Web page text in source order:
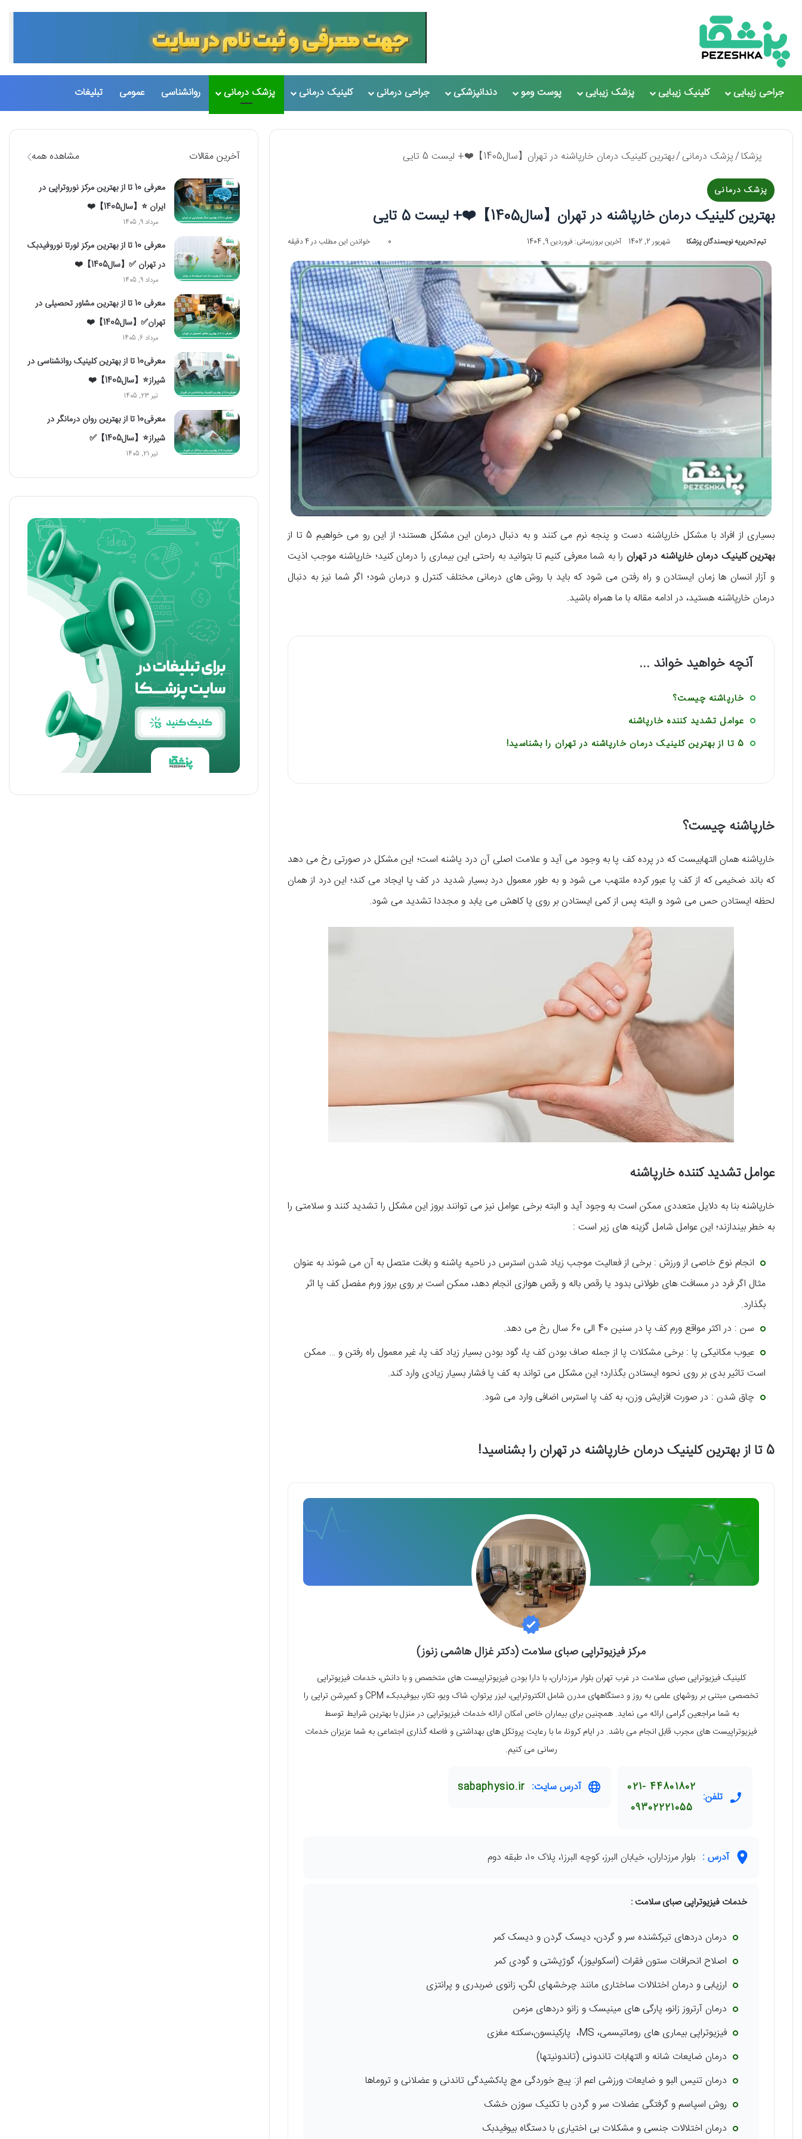
جراحی زیبایی کلینیک زیبایی پزشک زیبایی پوست ومو دندانپزشکی جراحی درمانی کلینیک درمانی پزشک درمانی روانشناسی عمومی تبلیغات
پزشکا/پزشک درمانی/بهترین کلینیک درمان خارپاشنه در تهران【سال1405】❤️+ لیست 5 تایی
پزشک درمانی
بهترین کلینیک درمان خارپاشنه در تهران【سال1405】❤️+ لیست 5 تایی
تیم تحریریه نویسندگان پزشکا شهریور 2, 1402 آخرین بروزرسانی: فروردین 9, 1404 0 خواندن این مطلب در 4 دقیقه
بسیاری از افراد با مشکل خارپاشنه دست و پنجه نرم می کنند و به دنبال درمان این مشکل هستند؛ از این رو می خواهیم 5 تا از
بهترین کلینیک درمان خارپاشنه در تهران را به شما معرفی کنیم تا بتوانید به راحتی این بیماری را درمان کنید؛ خارپاشنه موجب اذیت
و آزار انسان ها زمان ایستادن و راه رفتن می شود که باید با روش های درمانی مختلف کنترل و درمان شود؛ اگر شما نیز به دنبال
درمان خارپاشنه هستید، در ادامه مقاله با ما همراه باشید.
آنچه خواهید خواند ...
خارپاشنه چیست؟
عوامل تشدید کننده خارپاشنه
5 تا از بهترین کلینیک درمان خارپاشنه در تهران را بشناسید!
خارپاشنه چیست؟
خارپاشنه همان التهابیست که در پرده کف پا به وجود می آید و علامت اصلی آن درد پاشنه است؛ این مشکل در صورتی رخ می دهد
که باند ضخیمی که از کف پا عبور کرده ملتهب می شود و به طور معمول درد بسیار شدید در کف پا ایجاد می کند؛ این درد از همان
لحظه ایستادن حس می شود و البته پس از کمی ایستادن بر روی پا کاهش می یابد و مجددا تشدید می شود.
عوامل تشدید کننده خارپاشنه
خارپاشنه بنا به دلایل متعددی ممکن است به وجود آید و البته برخی عوامل نیز می توانند بروز این مشکل را تشدید کنند و سلامتی را
به خطر بیندازند؛ این عوامل شامل گزینه های زیر است :
انجام نوع خاصی از ورزش : برخی از فعالیت موجب زیاد شدن استرس در ناحیه پاشنه و بافت متصل به آن می شوند به عنوان
مثال اگر فرد در مسافت های طولانی بدود یا رقص باله و رقص هوازی انجام دهد، ممکن است بر روی بروز ورم مفصل کف پا اثر
بگذارد.
سن : در اکثر مواقع ورم کف پا در سنین 40 الی 60 سال رخ می دهد.
عیوب مکانیکی پا : برخی مشکلات پا از جمله صاف بودن کف پا، گود بودن بسیار زیاد کف پا، غیر معمول راه رفتن و … ممکن
است تاثیر بدی بر روی نحوه ایستادن بگذارد؛ این مشکل می تواند به کف پا فشار بسیار زیادی وارد کند.
چاق شدن : در صورت افزایش وزن، به کف پا استرس اضافی وارد می شود.
5 تا از بهترین کلینیک درمان خارپاشنه در تهران را بشناسید!
مرکز فیزیوتراپی صبای سلامت (دکتر غزال هاشمی زنوز)
کلینیک فیزیوتراپی صبای سلامت در غرب تهران بلوار مرزداران، با دارا بودن فیزیوتراپیست های متخصص و با دانش، خدمات فیزیوتراپی
تخصصی مبتنی بر روشهای علمی به روز و دستگاههای مدرن شامل الکتروتراپی، لیزر پرتوان، شاک ویو، تکار، بیوفیدبک، CPM و کمپرشن تراپی را
به شما مراجعین گرامی ارائه می نماید. همچنین برای بیماران خاص امکان ارائه خدمات فیزیوتراپی در منزل با بهترین شرایط توسط
فیزیوتراپیست های مجرب قابل انجام می باشد. در ایام کرونا، ما با رعایت پروتکل های بهداشتی و فاصله گذاری اجتماعی به شما عزیزان خدمات
رسانی می کنیم.
تلفن:
44801802 -021
09302221055
آدرس سایت: sabaphysio.ir
آدرس : بلوار مرزداران، خیابان البرز، کوچه البرز۱، پلاک ۱۰، طبقه دوم
خدمات فیزیوتراپی صبای سلامت :
درمان دردهای تیرکشنده سر و گردن، دیسک گردن و دیسک کمر
اصلاح انحرافات ستون فقرات (اسکولیوز)، گوژپشتی و گودی کمر
ارزیابی و درمان اختلالات ساختاری مانند چرخشهای لگن، زانوی ضربدری و پرانتزی
درمان آرتروز زانو، پارگی های مینیسک و زانو دردهای مزمن
فیزیوتراپی بیماری های روماتیسمی، MS، پارکینسون،سکته مغزی
درمان ضایعات شانه و التهابات تاندونی (تاندونیتها)
درمان تنیس البو و ضایعات ورزشی اعم از: پیچ خوردگی مچ پا،کشیدگی تاندنی و عضلانی و تروماها
روش اسپاسم و گرفتگی عضلات سر و گردن با تکنیک سوزن خشک
درمان اختلالات جنسی و مشکلات بی اختیاری با دستگاه بیوفیدبک
آخرین مقالات مشاهده همه
معرفی 10 تا از بهترین مرکز نوروتراپی در
ایران ⭐【سال1405】❤️
مرداد 9, 1405
معرفی 10 تا از بهترین مرکز لورتا نوروفیدبک
در تهران ✅【سال1405】❤️
مرداد 9, 1405
معرفی 10 تا از بهترین مشاور تحصیلی در
تهران✅【سال1405】❤️
مرداد 6, 1405
معرفی10 تا از بهترین کلینیک روانشناسی در
شیراز⭐【سال1405】❤️
تیر 23, 1405
معرفی10 تا از بهترین روان درمانگر در
شیراز⭐【سال1405】✅
تیر 21, 1405